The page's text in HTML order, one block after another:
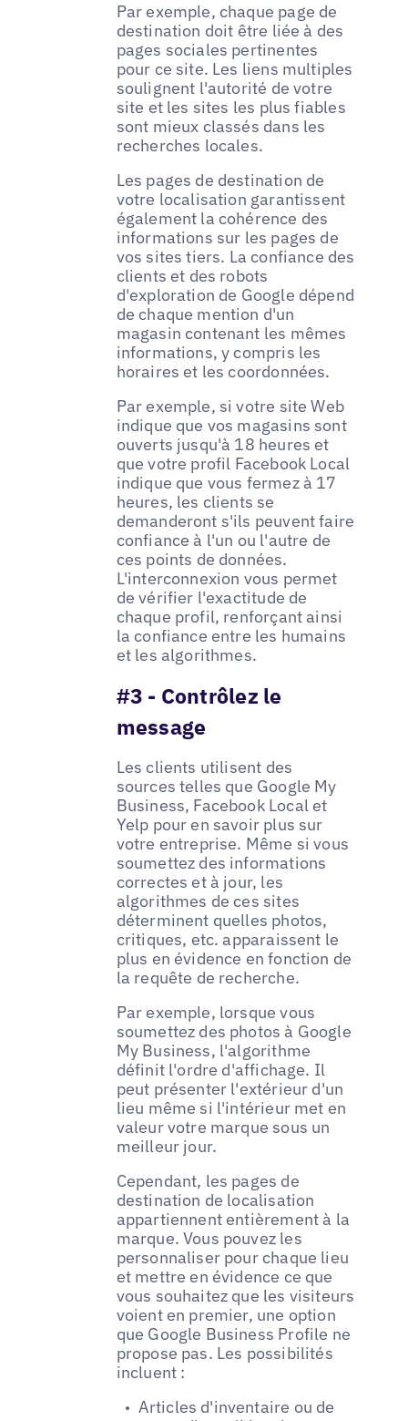
Par exemple, chaque page de
destination doit être liée à des
pages sociales pertinentes
pour ce site. Les liens multiples
soulignent l'autorité de votre
site et les sites les plus fiables
sont mieux classés dans les
recherches locales.
Les pages de destination de
votre localisation garantissent
également la cohérence des
informations sur les pages de
vos sites tiers. La confiance des
clients et des robots
d'exploration de Google dépend
de chaque mention d'un
magasin contenant les mêmes
informations, y compris les
horaires et les coordonnées.
Par exemple, si votre site Web
indique que vos magasins sont
ouverts jusqu'à 18 heures et
que votre profil Facebook Local
indique que vous fermez à 17
heures, les clients se
demanderont s'ils peuvent faire
confiance à l'un ou l'autre de
ces points de données.
L'interconnexion vous permet
de vérifier l'exactitude de
chaque profil, renforçant ainsi
la confiance entre les humains
et les algorithmes.
#3 - Contrôlez le
message
Les clients utilisent des
sources telles que Google My
Business, Facebook Local et
Yelp pour en savoir plus sur
votre entreprise. Même si vous
soumettez des informations
correctes et à jour, les
algorithmes de ces sites
déterminent quelles photos,
critiques, etc. apparaissent le
plus en évidence en fonction de
la requête de recherche.
Par exemple, lorsque vous
soumettez des photos à Google
My Business, l'algorithme
définit l'ordre d'affichage. Il
peut présenter l'extérieur d'un
lieu même si l'intérieur met en
valeur votre marque sous un
meilleur jour.
Cependant, les pages de
destination de localisation
appartiennent entièrement à la
marque. Vous pouvez les
personnaliser pour chaque lieu
et mettre en évidence ce que
vous souhaitez que les visiteurs
voient en premier, une option
que Google Business Profile ne
propose pas. Les possibilités
incluent :
Articles d'inventaire ou de